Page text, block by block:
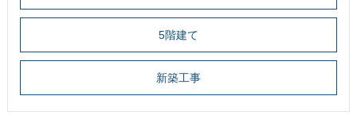
5階建て
新築工事